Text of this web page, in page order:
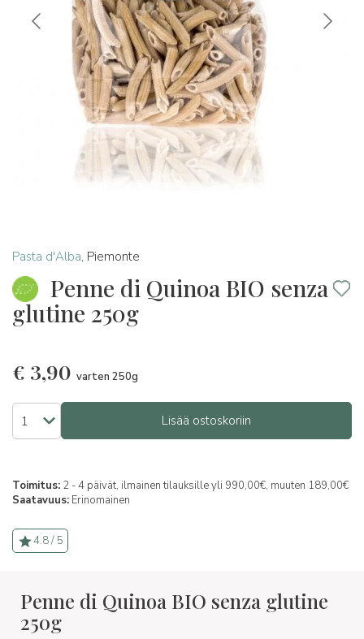
Pasta d'Alba, Piemonte
Penne di Quinoa BIO senza
glutine 250g
€ 3,90 varten 250g
Lisää ostoskoriin
Toimitus: 2 - 4 päivät, ilmainen tilauksille yli 990,00€, muuten 189,00€
Saatavuus: Erinomainen
4.8 / 5
Penne di Quinoa BIO senza glutine
250g